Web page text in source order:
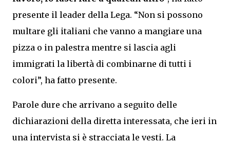
presente il leader della Lega. “Non si possono
multare gli italiani che vanno a mangiare una
pizza o in palestra mentre si lascia agli
immigrati la libertà di combinarne di tutti i
colori”, ha fatto presente.
Parole dure che arrivano a seguito delle
dichiarazioni della diretta interessata, che ieri in
una intervista si è stracciata le vesti. La